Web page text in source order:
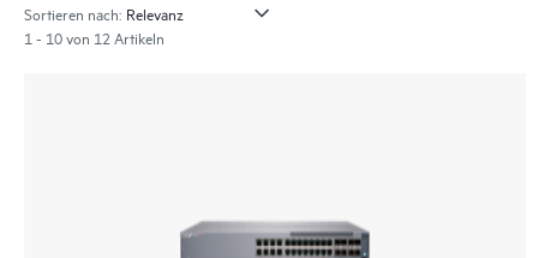
Sortieren nach:
1 - 10 von 12 Artikeln